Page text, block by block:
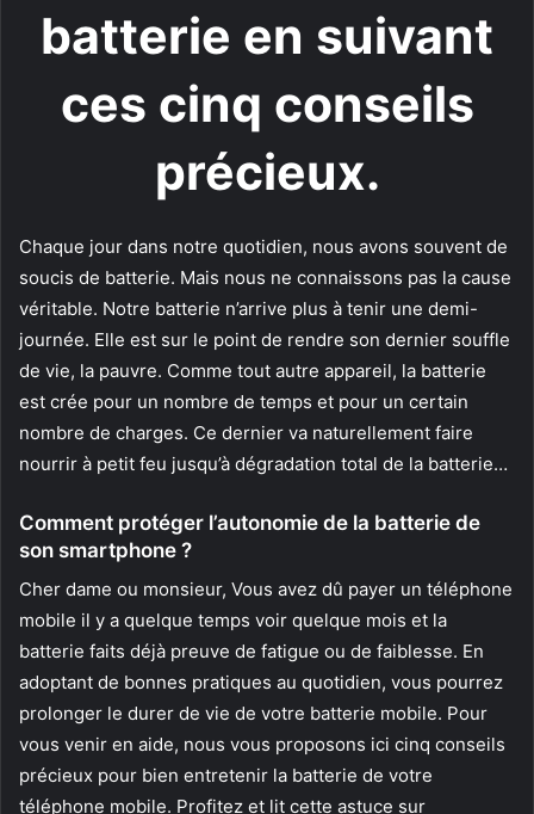
batterie en suivant
ces cinq conseils
précieux.
Chaque jour dans notre quotidien, nous avons souvent de
soucis de batterie. Mais nous ne connaissons pas la cause
véritable. Notre batterie n’arrive plus à tenir une demi-
journée. Elle est sur le point de rendre son dernier souffle
de vie, la pauvre. Comme tout autre appareil, la batterie
est crée pour un nombre de temps et pour un certain
nombre de charges. Ce dernier va naturellement faire
nourrir à petit feu jusqu’à dégradation total de la batterie…
Comment protéger l’autonomie de la batterie de
son smartphone ?
Cher dame ou monsieur, Vous avez dû payer un téléphone
mobile il y a quelque temps voir quelque mois et la
batterie faits déjà preuve de fatigue ou de faiblesse. En
adoptant de bonnes pratiques au quotidien, vous pourrez
prolonger le durer de vie de votre batterie mobile. Pour
vous venir en aide, nous vous proposons ici cinq conseils
précieux pour bien entretenir la batterie de votre
téléphone mobile. Profitez et lit cette astuce sur